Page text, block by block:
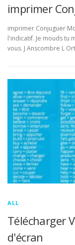
imprimer
imprimer Conjuguer
l'indicatif. Je mouds tu
vous. J Anscombre L
ALL
Télécharger
d'écran